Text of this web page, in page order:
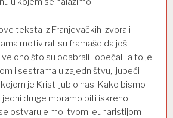
teksta iz Franjevačkih izvora i
motivirali su framaše da još
ono što su odabrali i obećali, a to je
i sestrama u zajedništvu, ljubeći
je Krist ljubio nas. Kako bismo
druge moramo biti iskreno
ostvaruje molitvom, euharistijom i